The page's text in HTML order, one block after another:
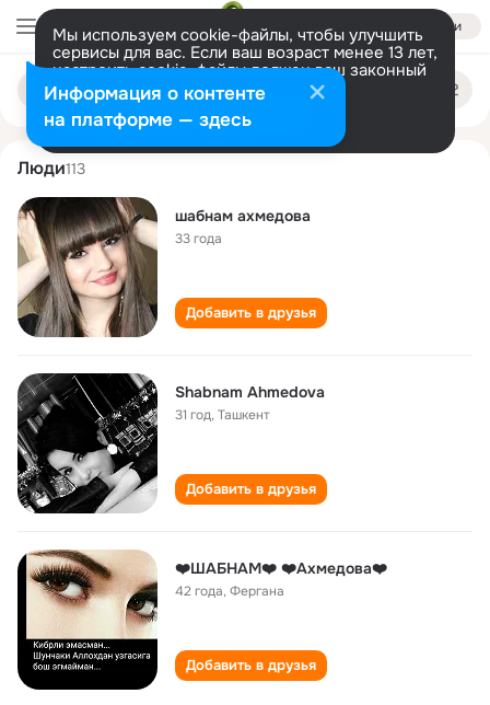
Войти
Мы используем cookie-файлы, чтобы улучшить
сервисы для вас. Если ваш возраст менее 13 лет,
настроить cookie-файлы должен ваш законный
представитель. Больше информации
Разрешить все Настроить
Поиск
людям
shabnam akhmedova
Люди113
шабнам ахмедова
33 года
Добавить в друзья
Shabnam Ahmedova
31 год,Ташкент
Добавить в друзья
❤️ШАБНАМ❤️ ❤️Ахмедова❤️
42 года,Фергана
Добавить в друзья
Информация о контенте
на платформе — здесь